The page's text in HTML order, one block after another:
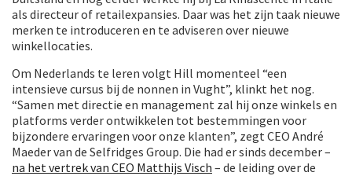
als directeur of retailexpansies. Daar was het zijn taak nieuwe
merken te introduceren en te adviseren over nieuwe
winkellocaties.
Om Nederlands te leren volgt Hill momenteel “een
intensieve cursus bij de nonnen in Vught”, klinkt het nog.
“Samen met directie en management zal hij onze winkels en
platforms verder ontwikkelen tot bestemmingen voor
bijzondere ervaringen voor onze klanten”, zegt CEO André
Maeder van de Selfridges Group. Die had er sinds december –
na het vertrek van CEO Matthijs Visch – de leiding over de